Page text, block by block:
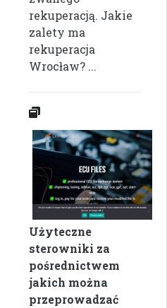
rekuperacją. Jakie
zalety ma
rekuperacja
Wrocław? ...
Użyteczne
sterowniki za
pośrednictwem
jakich można
przeprowadzać